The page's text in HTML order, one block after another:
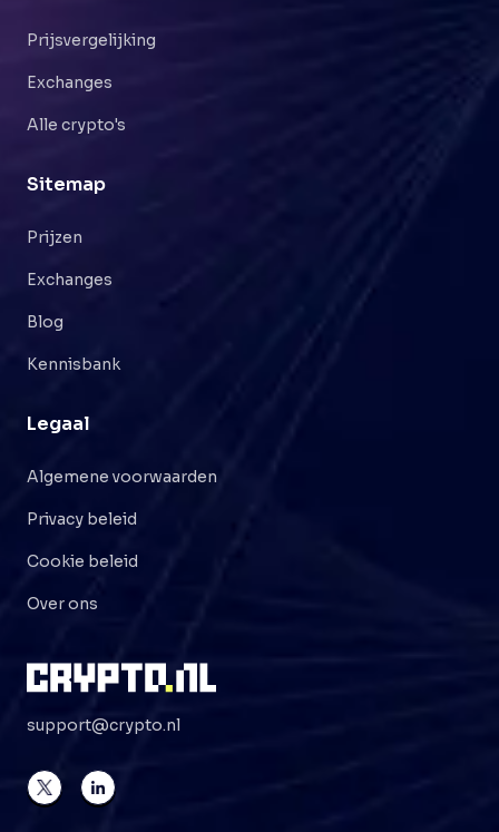
Prijsvergelijking
Exchanges
Alle crypto's
Sitemap
Prijzen
Exchanges
Blog
Kennisbank
Legaal
Algemene voorwaarden
Privacy beleid
Cookie beleid
Over ons
support@crypto.nl